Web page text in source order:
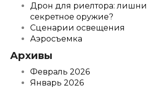
Дрон для риелтора:
секретное оружие?
Сценарии освещения
Аэросъемка
Архивы
Февраль 2026
Январь 2026